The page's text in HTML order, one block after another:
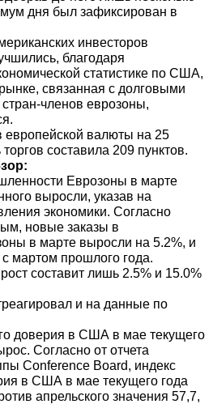
дня был зафиксирован в
инвесторов
благодаря
статистике по США,
связанная с долговыми
членов еврозоны,
европейской валюты на 25
составила 209 пунктов.
Еврозоны в марте
выросли, указав на
экономики. Согласно
новые заказы в
в марте выросли на 5.2%, и
мартом прошлого года.
составит лишь 2.5% и 15.0%
и на данные по
доверия в США в мае текущего
Согласно от отчета
Conference Board, индекс
в США в мае текущего года
апрельского значения 57,7,